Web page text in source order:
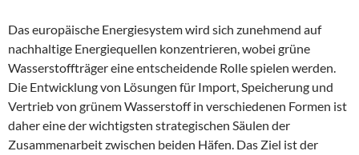
Das europäische Energiesystem wird sich zunehmend auf
nachhaltige Energiequellen konzentrieren, wobei grüne
Wasserstoffträger eine entscheidende Rolle spielen werden.
Die Entwicklung von Lösungen für Import, Speicherung und
Vertrieb von grünem Wasserstoff in verschiedenen Formen ist
daher eine der wichtigsten strategischen Säulen der
Zusammenarbeit zwischen beiden Häfen. Das Ziel ist der